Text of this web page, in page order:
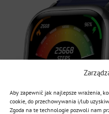
Aby zapewnić jak najlepsze wrażenia,
cookie, do przechowywania i/lub
Zgoda na te technologie pozwoli nam